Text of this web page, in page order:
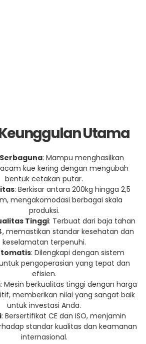
Utama
: Mampu menghasilkan
kue kering dengan mengubah
bentuk cetakan putar.
: Berkisar antara 200kg hingga 2,5
mengakomodasi berbagai skala
produksi.
Tinggi: Terbuat dari baja tahan
memastikan standar kesehatan dan
keselamatan terpenuhi.
: Dilengkapi dengan sistem
pengoperasian yang tepat dan
efisien.
: Mesin berkualitas tinggi dengan harga
memberikan nilai yang sangat baik
untuk investasi Anda.
: Bersertifikat CE dan ISO, menjamin
standar kualitas dan keamanan
internasional.